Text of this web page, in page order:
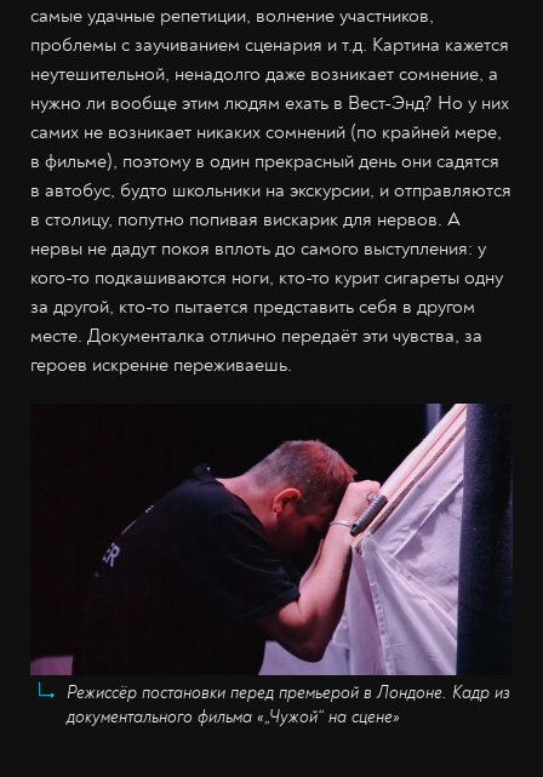
самые удачные репетиции, волнение участников,
проблемы с заучиванием сценария и т.д. Картина кажется
неутешительной, ненадолго даже возникает сомнение, а
нужно ли вообще этим людям ехать в Вест-Энд? Но у них
самих не возникает никаких сомнений (по крайней мере,
в фильме), поэтому в один прекрасный день они садятся
в автобус, будто школьники на экскурсии, и отправляются
в столицу, попутно попивая вискарик для нервов. А
нервы не дадут покоя вплоть до самого выступления: у
кого-то подкашиваются ноги, кто-то курит сигареты одну
за другой, кто-то пытается представить себя в другом
месте. Документалка отлично передаёт эти чувства, за
героев искренне переживаешь.
Режиссёр постановки перед премьерой в Лондоне. Кадр из
документального фильма «„Чужой“ на сцене»